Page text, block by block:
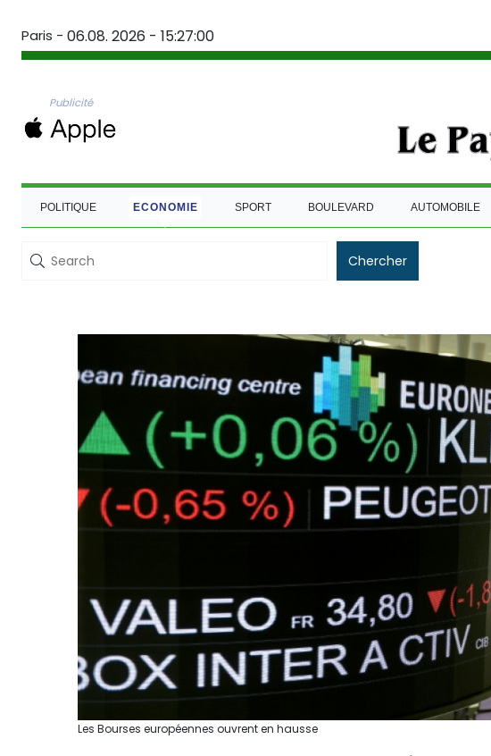
Paris - 06.08. 2026 - 15:27:00
Publicité
POLITIQUE ECONOMIE SPORT BOULEVARD AUTOMOBILE
Chercher
Les Bourses européennes ouvrent en hausse